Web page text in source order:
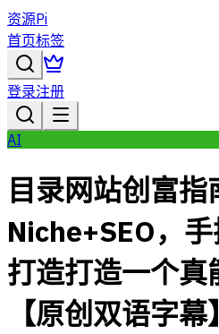
资源Pi
首页标签
登录注册
AI
目录网站创富指
Niche+SEO，
打造打造一个真
【原创双语字幕】